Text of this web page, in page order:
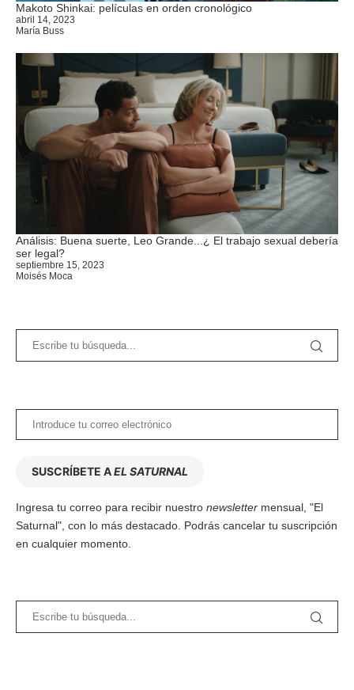
Makoto Shinkai: películas en orden cronológico
abril 14, 2023
María Buss
Análisis: Buena suerte, Leo Grande...¿ El trabajo sexual debería
ser legal?
septiembre 15, 2023
Moisés Moca
SUSCRÍBETE AEL SATURNAL
Ingresa tu correo para recibir nuestro newsletter mensual, "El
Saturnal", con lo más destacado. Podrás cancelar tu suscripción
en cualquier momento.